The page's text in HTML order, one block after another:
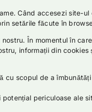
Când accesezi site-
setările făcute în
În momentul în
informații din
scopul de a
periculoase ale